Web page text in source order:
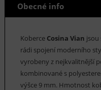
Obecné info
Koberce Cosina Vian
rádi spojení moderního
vyrobeny z nejkvalitnější
kombinované s
výšce 9 mm. Hmotnost